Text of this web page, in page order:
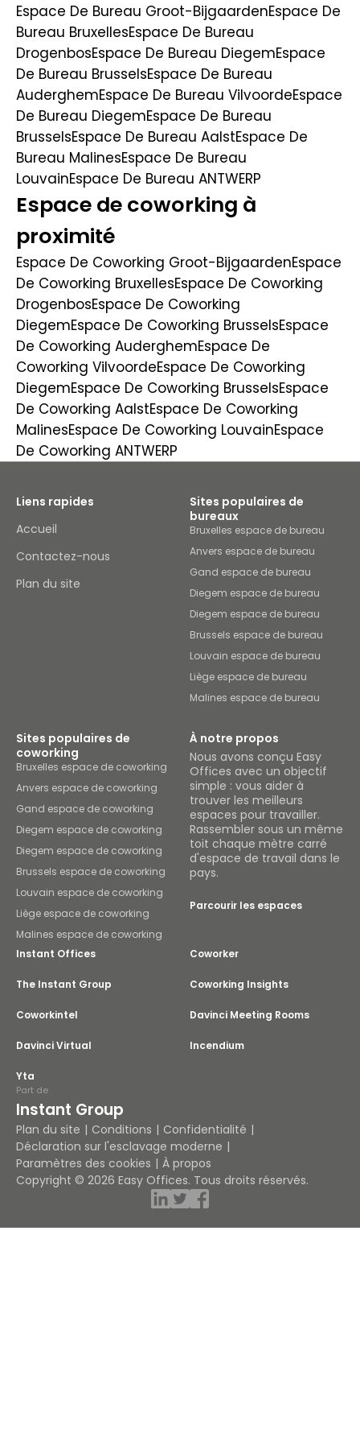
Espace De Bureau Groot-BijgaardenEspace De
Bureau BruxellesEspace De Bureau
DrogenbosEspace De Bureau DiegemEspace
De Bureau BrusselsEspace De Bureau
AuderghemEspace De Bureau VilvoordeEspace
De Bureau DiegemEspace De Bureau
BrusselsEspace De Bureau AalstEspace De
Bureau MalinesEspace De Bureau
LouvainEspace De Bureau ANTWERP
Espace de coworking à
proximité
Espace De Coworking Groot-BijgaardenEspace
De Coworking BruxellesEspace De Coworking
DrogenbosEspace De Coworking
DiegemEspace De Coworking BrusselsEspace
De Coworking AuderghemEspace De
Coworking VilvoordeEspace De Coworking
DiegemEspace De Coworking BrusselsEspace
De Coworking AalstEspace De Coworking
MalinesEspace De Coworking LouvainEspace
De Coworking ANTWERP
Liens rapides
Accueil
Contactez-nous
Plan du site
Sites populaires de
bureaux
Bruxelles espace de bureau
Anvers espace de bureau
Gand espace de bureau
Diegem espace de bureau
Diegem espace de bureau
Brussels espace de bureau
Louvain espace de bureau
Liège espace de bureau
Malines espace de bureau
Sites populaires de
coworking
Bruxelles espace de coworking
Anvers espace de coworking
Gand espace de coworking
Diegem espace de coworking
Diegem espace de coworking
Brussels espace de coworking
Louvain espace de coworking
Liège espace de coworking
Malines espace de coworking
À notre propos
Nous avons conçu Easy
Offices avec un objectif
simple : vous aider à
trouver les meilleurs
espaces pour travailler.
Rassembler sous un même
toit chaque mètre carré
d'espace de travail dans le
pays.
Parcourir les espaces
Instant Offices Coworker
The Instant Group Coworking Insights
Coworkintel Davinci Meeting Rooms
Davinci Virtual Incendium
Yta
Part de
Instant Group
Plan du site Conditions
Confidentialité
Déclaration sur l'esclavage moderne
Paramètres des cookies
À propos
Copyright © 2026 Easy Offices. Tous droits réservés.